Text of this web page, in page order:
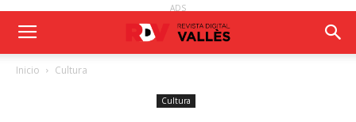
ADS
Inicio Cultura
Cultura